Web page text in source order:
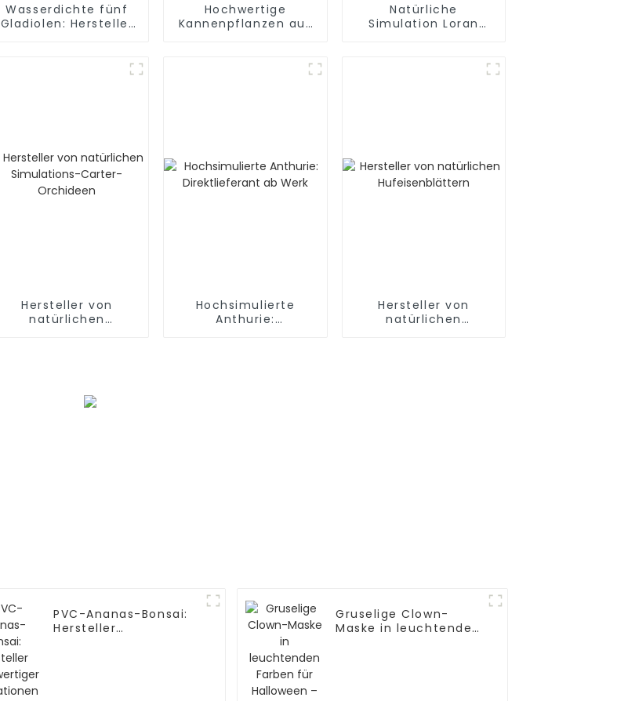
Wasserdichte fünf
Gladiolen: Hersteller
künstliche Gladiolen:
Hochwertige
Kannenpflanzen aus
Natürliche
Simulation Loran
Hersteller von
natürlichen
Hochsimulierte
Anthurie:
Hersteller von
natürlichen
PVC-Ananas-Bonsai:
Hersteller
Gruselige Clown-
Maske in leuchtenden